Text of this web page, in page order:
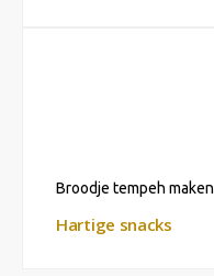
Broodje tempeh maken
Hartige snacks